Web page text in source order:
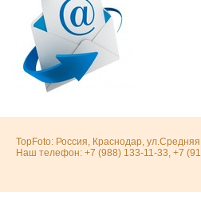
TopFoto: Россия, Краснодар,
Наш телефон: +7 (988) 133-11-33, +7